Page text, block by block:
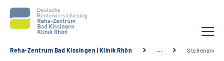
Reha-Zentrum Bad Kissingen | Klinik Rhön …